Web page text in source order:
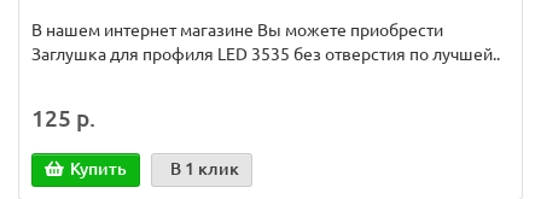
В нашем интернет магазине Вы можете приобрести
Заглушка для профиля LED 3535 без отверстия по лучшей..
125 р.
Купить В 1 клик